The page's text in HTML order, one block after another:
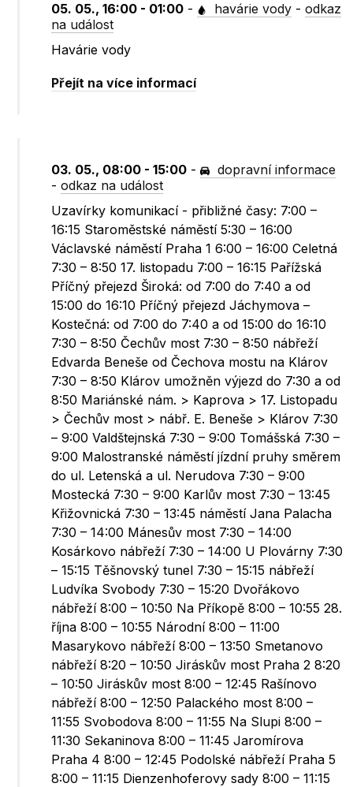
05. 05., 16:00 - 01:00 - havárie vody -odkaz
na událost
Havárie vody
Přejít na více informací
03. 05., 08:00 - 15:00 -
dopravní informace
-odkaz na událost
Uzavírky komunikací - přibližné časy: 7:00 –
16:15 Staroměstské náměstí 5:30 – 16:00
Václavské náměstí Praha 1 6:00 – 16:00 Celetná
7:30 – 8:50 17. listopadu 7:00 – 16:15 Pařížská
Příčný přejezd Široká: od 7:00 do 7:40 a od
15:00 do 16:10 Příčný přejezd Jáchymova –
Kostečná: od 7:00 do 7:40 a od 15:00 do 16:10
7:30 – 8:50 Čechův most 7:30 – 8:50 nábřeží
Edvarda Beneše od Čechova mostu na Klárov
7:30 – 8:50 Klárov umožněn výjezd do 7:30 a od
8:50 Mariánské nám. > Kaprova > 17. Listopadu
> Čechův most > nábř. E. Beneše > Klárov 7:30
– 9:00 Valdštejnská 7:30 – 9:00 Tomášská 7:30 –
9:00 Malostranské náměstí jízdní pruhy směrem
do ul. Letenská a ul. Nerudova 7:30 – 9:00
Mostecká 7:30 – 9:00 Karlův most 7:30 – 13:45
Křižovnická 7:30 – 13:45 náměstí Jana Palacha
7:30 – 14:00 Mánesův most 7:30 – 14:00
Kosárkovo nábřeží 7:30 – 14:00 U Plovárny 7:30
– 15:15 Těšnovský tunel 7:30 – 15:15 nábřeží
Ludvíka Svobody 7:30 – 15:20 Dvořákovo
nábřeží 8:00 – 10:50 Na Příkopě 8:00 – 10:55 28.
října 8:00 – 10:55 Národní 8:00 – 11:00
Masarykovo nábřeží 8:00 – 13:50 Smetanovo
nábřeží 8:20 – 10:50 Jiráskův most Praha 2 8:20
– 10:50 Jiráskův most 8:00 – 12:45 Rašínovo
nábřeží 8:00 – 12:50 Palackého most 8:00 –
11:55 Svobodova 8:00 – 11:55 Na Slupi 8:00 –
11:30 Sekaninova 8:00 – 11:45 Jaromírova
Praha 4 8:00 – 12:45 Podolské nábřeží Praha 5
8:00 – 11:15 Dienzenhoferovy sady 8:00 – 11:15